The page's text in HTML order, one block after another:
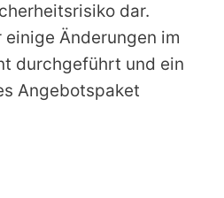
dar.
Änderungen im
durchgeführt und ein
Angebotspaket